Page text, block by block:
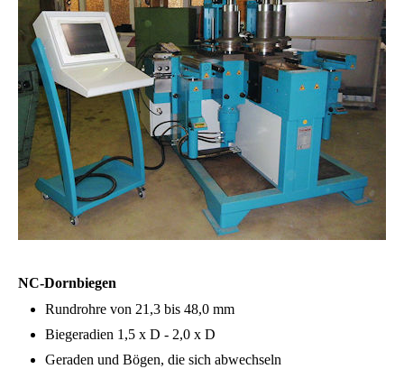
NC-Dornbiegen
Rundrohre von 21,3 bis 48,0 mm
Biegeradien 1,5 x D - 2,0 x D
Geraden und Bögen, die sich abwechseln